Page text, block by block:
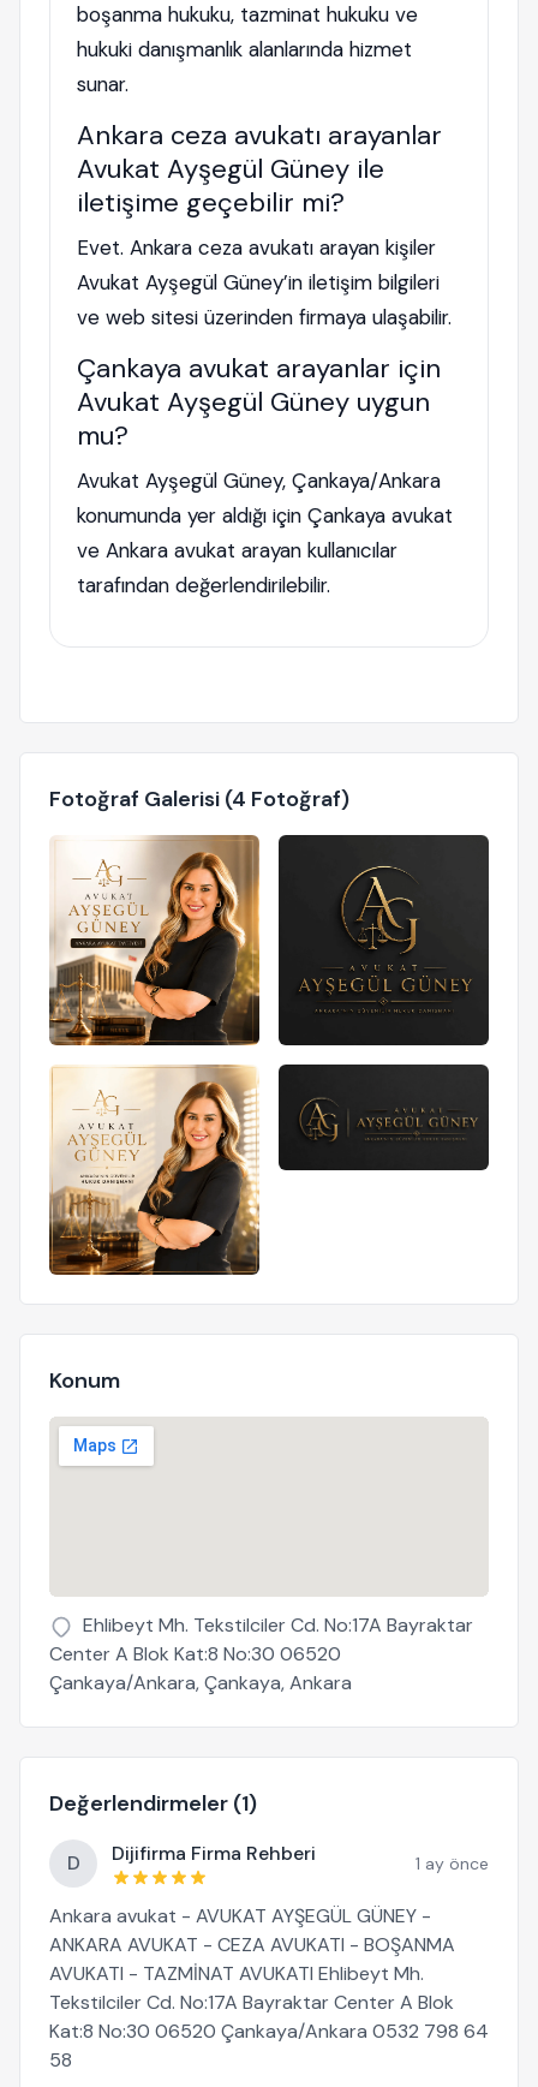
boşanma hukuku, tazminat hukuku ve
hukuki danışmanlık alanlarında hizmet
sunar.
Ankara ceza avukatı arayanlar
Avukat Ayşegül Güney ile
iletişime geçebilir mi?
Evet. Ankara ceza avukatı arayan kişiler
Avukat Ayşegül Güney’in iletişim bilgileri
ve web sitesi üzerinden firmaya ulaşabilir.
Çankaya avukat arayanlar için
Avukat Ayşegül Güney uygun
mu?
Avukat Ayşegül Güney, Çankaya/Ankara
konumunda yer aldığı için Çankaya avukat
ve Ankara avukat arayan kullanıcılar
tarafından değerlendirilebilir.
Fotoğraf Galerisi (4 Fotoğraf)
Konum
Ehlibeyt Mh. Tekstilciler Cd. No:17A Bayraktar
Center A Blok Kat:8 No:30 06520
Çankaya/Ankara, Çankaya, Ankara
Değerlendirmeler (1)
D Dijifirma Firma Rehberi 1 ay önce
Ankara avukat - AVUKAT AYŞEGÜL GÜNEY -
ANKARA AVUKAT - CEZA AVUKATI - BOŞANMA
AVUKATI - TAZMİNAT AVUKATI Ehlibeyt Mh.
Tekstilciler Cd. No:17A Bayraktar Center A Blok
Kat:8 No:30 06520 Çankaya/Ankara 0532 798 64
58